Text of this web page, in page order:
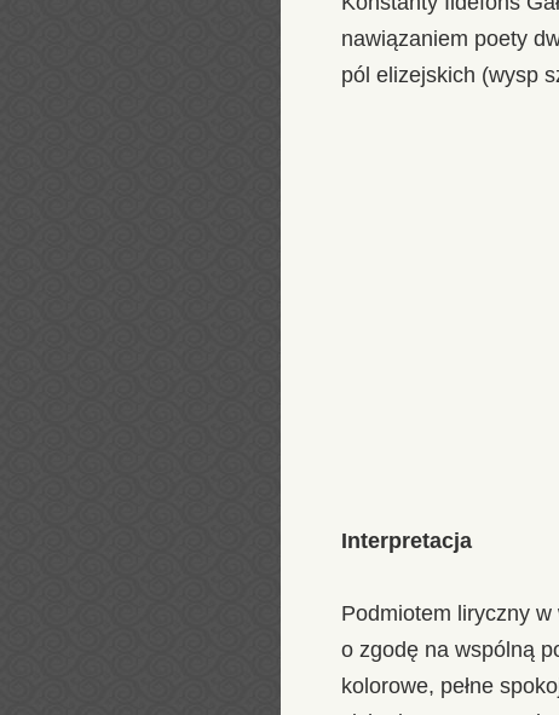
nawiązaniem poety
pól elizejskich (wysp
Interpretacja
Podmiotem liryczny
o zgodę na wspólną
kolorowe, pełne